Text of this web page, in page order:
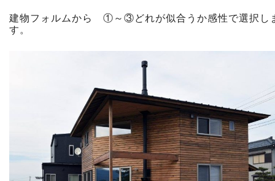
建物フォルムから ①～③どれが似合うか感性で選択し
す。